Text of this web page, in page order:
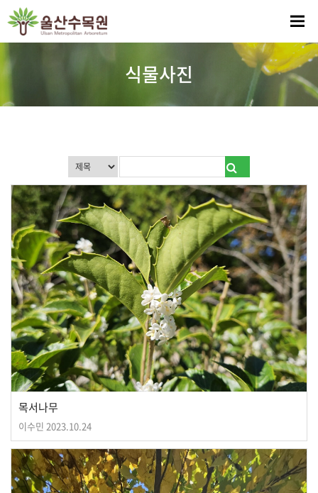
식물사진
게시판 검색
목서나무
이수민 2023.10.24